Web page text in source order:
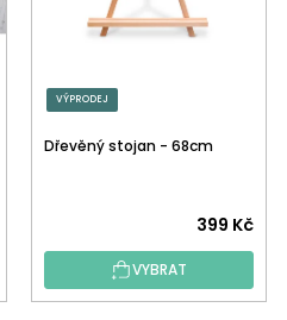
VÝPRODEJ
Dřevěný stojan - 68cm
399 Kč
VYBRAT